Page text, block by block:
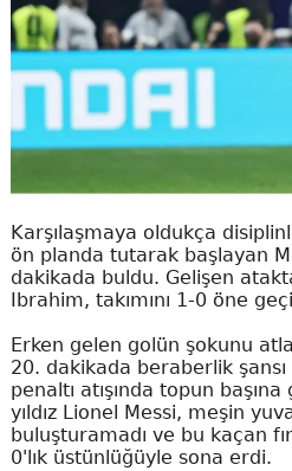
Karşılaşmaya oldukça
ön planda tutarak başlayan
dakikada buldu. Gelişen
Ibrahim, takımını 1-0 öne
Erken gelen golün şokunu
20. dakikada beraberlik şansı
penaltı atışında topun
yıldız Lionel Messi, meşin
buluşturamadı ve bu kaçan
0'lık üstünlüğüyle sona erdi.